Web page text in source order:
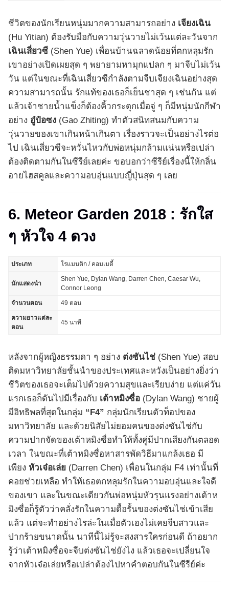
ชีวิตของนักเรียนหนุ่มมากความสามารถอย่าง เจียงเฉิน
(Hu Yitian) ต้องรับมือกับความวุ่นวายไม่เว้นแต่ละวันจาก
เฉินเสี่ยวซี (Shen Yue) เพื่อนบ้านฉลาดน้อยที่ตกหลุมรัก
เขาอย่างเปิดเผยสุด ๆ พยายามหามุกแปลก ๆ มาจีบไม่เว้น
วัน แต่ในขณะที่เฉินเสี่ยวซีกำลังตามจีบเจียงเฉินอย่างสุด
ความสามารถนั้น รักแท้ของเธอก็เย็นชาสุด ๆ เช่นกัน แต่
แล้วเจ้าชายน้ำแข็งก็ต้องคิ้วกระตุกเมื่อจู่ ๆ ก็มีหนุ่มนักกีฬา
อย่าง อู๋ป๋อซง (Gao Zhiting) ทำตัวสนิทสนมกับความ
วุ่นวายของเขาเกินหน้าเกินตา เรื่องราวจะเป็นอย่างไรต่อ
ไป เฉินเสี่ยวซีจะหวั่นไหวกับพ่อหนุ่มกล้ามแน่นหรือเปล่า
ต้องติดตามกันในซีรีย์เลยค่ะ ขอบอกว่าซีรีย์เรื่องนี้ให้กลิ่น
อายไฮสคูลและความอบอุ่นแบบญี่ปุ่นสุด ๆ เลย
6. Meteor Garden 2018 : รักใส
ๆ หัวใจ 4 ดวง
ประเภท โรแมนติก / คอมเมดี้
นักแสดงนำ
Shen Yue, Dylan Wang, Darren Chen, Caesar Wu,
Connor Leong
จำนวนตอน 49 ตอน
ความยาวแต่ละ
ตอน
45 นาที
หลังจากผู้หญิงธรรมดา ๆ อย่าง ต่งซันไช่ (Shen Yue) สอบ
ติดมหาวิทยาลัยชั้นนำของประเทศและหวังเป็นอย่างยิ่งว่า
ชีวิตของเธอจะเต็มไปด้วยความสุขและเรียบง่าย แต่แค่วัน
แรกเธอก็ดันไปมีเรื่องกับ เต้าหมิงซื่อ (Dylan Wang) ชายผู้
มีอิทธิพลที่สุดในกลุ่ม “ F4” กลุ่มนักเรียนตัวท็อปของ
มหาวิทยาลัย และด้วยนิสัยไม่ยอมคนของต่งซันไช่กับ
ความปากจัดของเต้าหมิงซื่อทำให้ทั้งคู่มีปากเสียงกันตลอด
เวลา ในขณะที่เต้าหมิงซื่อหาสารพัดวิธีมาแกล้งเธอ มี
เพียง หัวเจ๋อเล่ย (Darren Chen) เพื่อนในกลุ่ม F4 เท่านั้นที่
คอยช่วยเหลือ ทำให้เธอตกหลุมรักในความอบอุ่นและใจดี
ของเขา และในขณะเดียวกันพ่อหนุ่มหัวรุนแรงอย่างเต้าห
มิงซื่อก็รู้ตัวว่าคลั่งรักในความดื้อรั้นของต่งซันไช่เข้าเสีย
แล้ว แต่จะทำอย่างไรล่ะในเมื่อตัวเองไม่เคยจีบสาวและ
ปากร้ายขนาดนั้น นาทีนี้ไม่รู้จะสงสารใครก่อนดี ถ้าอยาก
รู้ว่าเต้าหมิงซื่อจะจีบต่งซันไช่ยังไง แล้วเธอจะเปลี่ยนใจ
จากหัวเจ๋อเล่ยหรือเปล่าต้องไปหาคำตอบกันในซีรีย์ค่ะ